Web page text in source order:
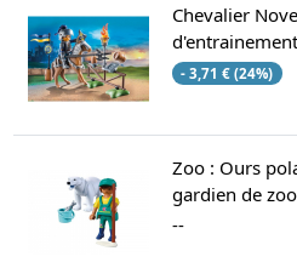
Chevalier
- 3,71 € (24%)
Zoo : Ours
gardien de
--